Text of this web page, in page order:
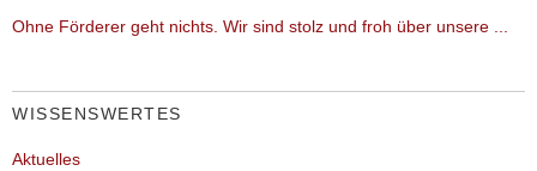
Ohne Förderer geht nichts. Wir sind stolz und froh über unsere ...
WISSENSWERTES
Aktuelles